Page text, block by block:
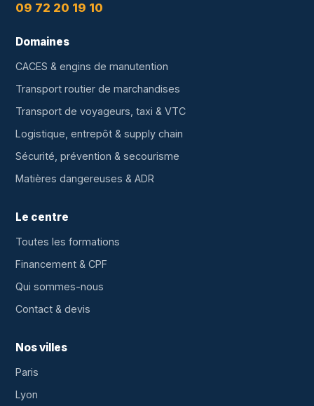
09 72 20 19 10
Domaines
CACES & engins de manutention
Transport routier de marchandises
Transport de voyageurs, taxi & VTC
Logistique, entrepôt & supply chain
Sécurité, prévention & secourisme
Matières dangereuses & ADR
Le centre
Toutes les formations
Financement & CPF
Qui sommes-nous
Contact & devis
Nos villes
Paris
Lyon